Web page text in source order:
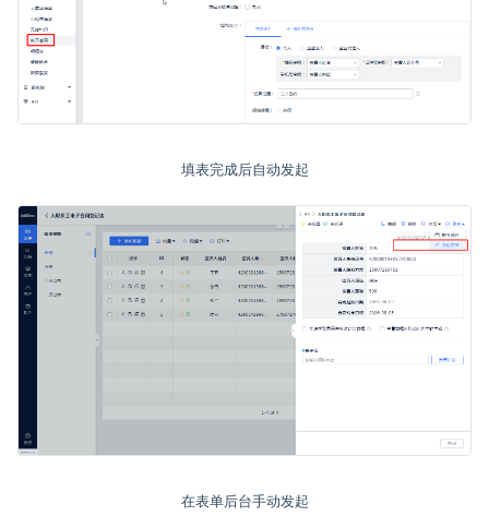
填表完成后自动发起
在表单后台手动发起